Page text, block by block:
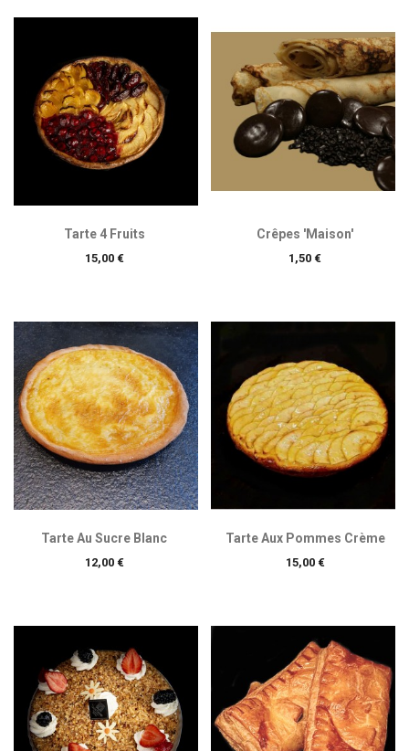
Tarte 4 Fruits
Prix
15,00 €
Crêpes 'Maison'
Prix
1,50 €
Tarte Au Sucre Blanc
Prix
12,00 €
Tarte Aux Pommes Crème
Prix
15,00 €